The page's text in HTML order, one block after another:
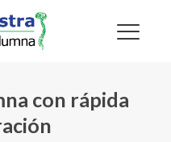
con rápida